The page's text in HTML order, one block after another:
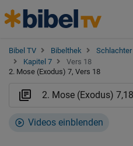
Bibel TV Bibelthek Schlachter
Kapitel 7
Vers 18
2. Mose (Exodus) 7, Vers 18
Videos einblenden